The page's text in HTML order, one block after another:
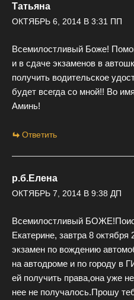
Татьяна
ОКТЯБРЬ 6, 2014 В 3:31 ПП
Всемилостливый Боже!
и в сдаче экзаменов в
получить водительское
будет всегда со мной!! Во
Аминь!
Ответить
р.б.Елена
ОКТЯБРЬ 7, 2014 В 9:38 ДП
Всемилостливый
Екатерине, завтра 8 октября
экзамен по вождению
на автодроме и по городу в
ей получить права,она уже
нее не получалось.Прошу